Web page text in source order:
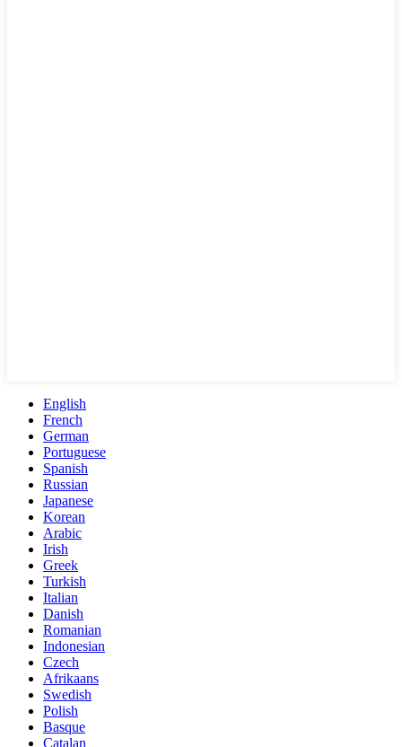
English
French
German
Portuguese
Spanish
Russian
Japanese
Korean
Arabic
Irish
Greek
Turkish
Italian
Danish
Romanian
Indonesian
Czech
Afrikaans
Swedish
Polish
Basque
Catalan